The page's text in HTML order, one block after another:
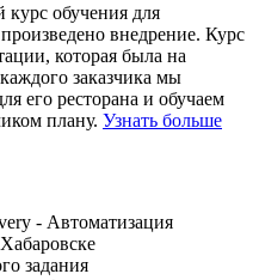
обучения для
внедрение. Курс
которая была на
заказчика мы
его ресторана и обучаем
плану. Узнать больше
задания